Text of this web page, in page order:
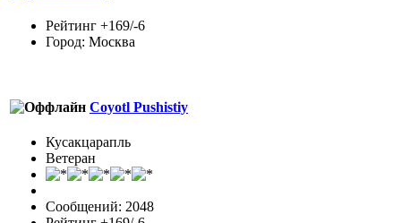
Рейтинг +169/-6
Город: Москва
Coyotl Pushistiy
Кусакцарапль
Ветеран
Сообщений: 2048